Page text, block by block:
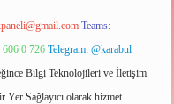
Teams:
606 0 726 Telegram: @karabul
Bilgi Teknolojileri ve İletişim
Sağlayıcı olarak hizmet